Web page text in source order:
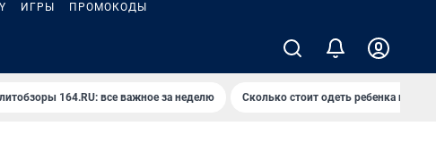
ИГРЫ ПРОМОКОДЫ
164.RU: все важное за неделю Сколько стоит одеть ребенка на